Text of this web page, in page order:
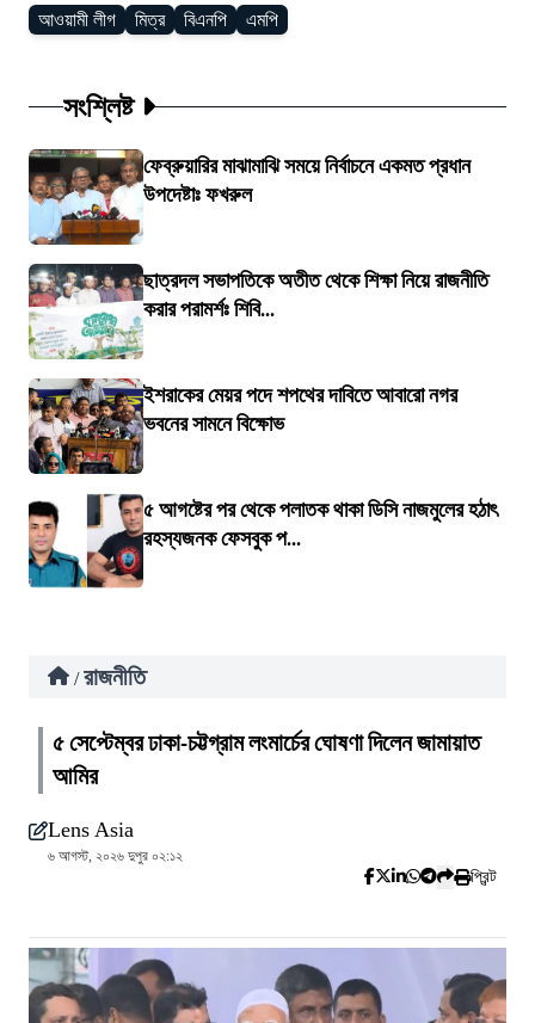
আওয়ামী লীগ মিত্র বিএনপি এমপি
সংশ্লিষ্ট
ফেব্রুয়ারির মাঝামাঝি সময়ে নির্বাচনে একমত প্রধান
উপদেষ্টাঃ ফখরুল
ছাত্রদল সভাপতিকে অতীত থেকে শিক্ষা নিয়ে রাজনীতি
করার পরামর্শঃ শিবি...
ইশরাকের মেয়র পদে শপথের দাবিতে আবারো নগর
ভবনের সামনে বিক্ষোভ
৫ আগষ্টের পর থেকে পলাতক থাকা ডিসি নাজমুলের হঠাৎ
রহস্যজনক ফেসবুক প...
/ রাজনীতি
৫ সেপ্টেম্বর ঢাকা-চট্টগ্রাম লংমার্চের ঘোষণা দিলেন জামায়াত
আমির
Lens Asia
৬ আগস্ট, ২০২৬ দুপুর ০২:১২
প্রিন্ট